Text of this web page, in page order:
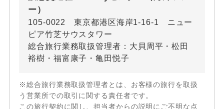
ー）
105-0022 東京都港区海岸1-16-1 ニュー
ピア竹芝サウスタワー
総合旅行業務取扱管理者：大貝周平・松田
裕樹・福富康子・亀田悦子
※総合旅行業務取扱管理者とは、お客様の旅行を取扱
う営業所での取引に関する責任者です。
この旅行契約に関し、担当者からの説明にご不明な点